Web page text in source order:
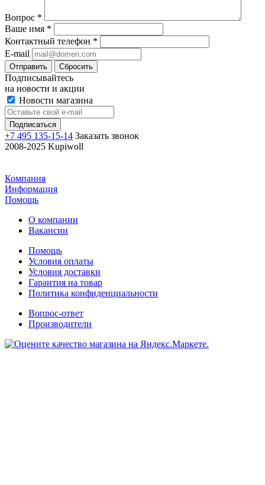
Вопрос *
Ваше имя *
Контактный телефон *
E-mail
Отправить Сбросить
Подписывайтесь
на новости и акции
Новости магазина
+7 495 135-15-14 Заказать звонок
2008-2025 Kupiwoll
Компания
Информация
Помощь
О компании
Вакансии
Помощь
Условия оплаты
Условия доставки
Гарантия на товар
Политика конфиденциальности
Вопрос-ответ
Производители